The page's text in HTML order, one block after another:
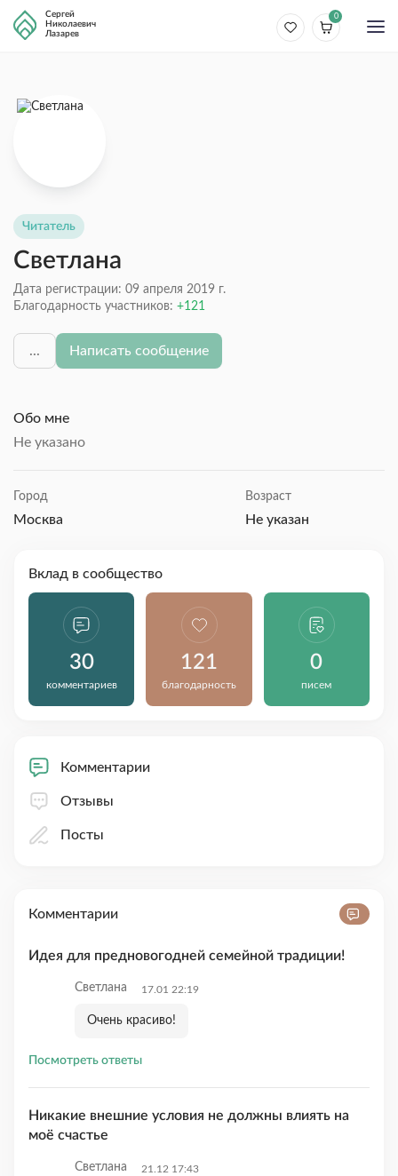
Сергей
Николаевич
Лазарев
0
Читатель
Светлана
Дата регистрации: 09 апреля 2019 г.
Благодарность участников:
121
... Написать сообщение
Обо мне
Не указано
Город
Москва
Возраст
Не указан
Вклад в сообщество
30
комментариев
121
благодарность
0
писем
Комментарии
Отзывы
Посты
Комментарии
Идея для предновогодней семейной традиции!
Светлана 17.01 22:19
Очень красиво!
Посмотреть ответы
Никакие внешние условия не должны влиять на
моё счастье
Светлана 21.12 17:43